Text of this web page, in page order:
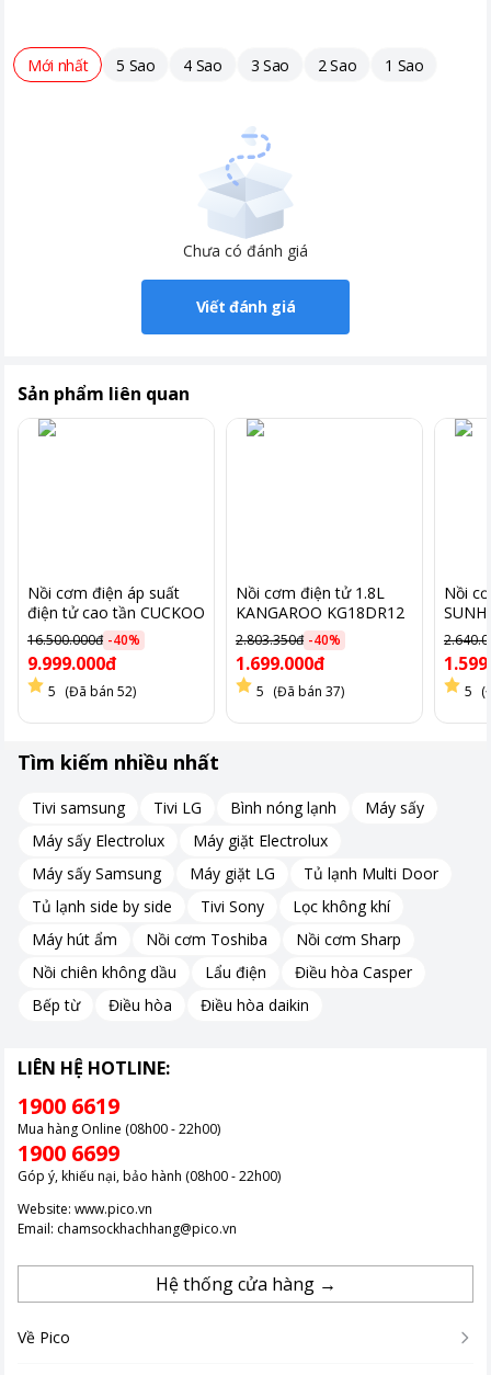
Lòng nồi được làm từ hợp kim nhôm dày dặn và phủ lớp chống
dính chất lượng, giúp nhiệt độ được phân bố đều khi nấu và hạn
chế tình trạng cơm bị bám dính ở đáy. Nhờ đó, việc lau chùi sau
khi sử dụng trở nên nhanh chóng hơn, đồng thời giữ an toàn
cho sức khỏe.
Hình ảnh chỉ mang tính chất minh hoạ.
Công suất 350 W và công nghệ gia nhiệt ổn định
Mới nhất 5 Sao 4 Sao 3 Sao 2 Sao 1 Sao
Chưa có đánh giá
Viết đánh giá
Sản phẩm liên quan
Nồi cơm điện áp suất
điện tử cao tần CUCKOO
CRP-
LHTR0609F/BKSIVNCV
16.500.000đ -40%
9.999.000đ
5 (Đã bán 52)
Nồi cơm điện tử 1.8L
KANGAROO KG18DR12
2.803.350đ -40%
1.699.000đ
5 (Đã bán 37)
Nồi
5
Tìm kiếm nhiều nhất
Tivi samsung Tivi LG Bình nóng lạnh
Máy sấy
Máy sấy Electrolux
Máy giặt Electrolux
Máy sấy Samsung
Máy giặt LG
Tủ lạnh Multi Door
Tủ lạnh side by side
Tivi Sony
Lọc không khí
Máy hút ẩm
Nồi cơm Toshiba
Nồi cơm Sharp
Nồi chiên không dầu
Lẩu điện
Điều hòa Casper
Bếp từ
Điều hòa Điều hòa daikin
LIÊN HỆ HOTLINE:
1900 6619
Mua hàng Online (08h00 - 22h00)
1900 6699
Góp ý, khiếu nại, bảo hành (08h00 - 22h00)
Website: www.pico.vn
Email: chamsockhachhang@pico.vn
Hệ thống cửa hàng →
Về Pico